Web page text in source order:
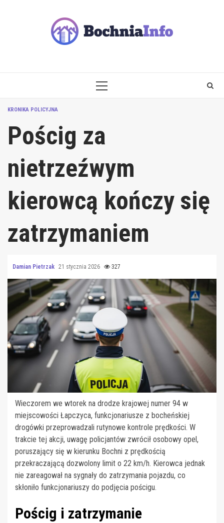
PRIMARY
KRONIKA POLICYJNA
Pościg za
nietrzeźwym
kierowcą kończy się
zatrzymaniem
Damian Pietrzak 21 stycznia 2026 327
Wieczorem we wtorek na drodze krajowej numer 94 w
miejscowości Łapczyca, funkcjonariusze z bocheńskiej
drogówki przeprowadzali rutynowe kontrole prędkości. W
trakcie tej akcji, uwagę policjantów zwrócił osobowy opel,
poruszający się w kierunku Bochni z prędkością
przekraczającą dozwolony limit o 22 km/h. Kierowca jednak
nie zareagował na sygnały do zatrzymania pojazdu, co
skłoniło funkcjonariuszy do podjęcia pościgu.
Pościg i zatrzymanie